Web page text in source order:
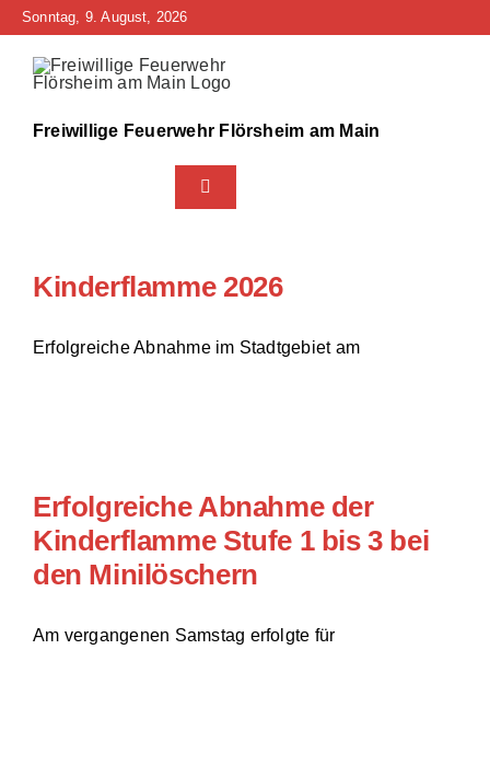
Zum
springen
Sonntag, 9. August, 2026
Freiwillige Feuerwehr Flörsheim am Main
Toggle
Navigation
Neuigkeiten
Bürgerinfo
Einsätze
Kinderflamme 2026
Erfolgreiche Abnahme im Stadtgebiet am
Erfolgreiche Abnahme der
Kinderflamme Stufe 1 bis 3 bei
den Minilöschern
Am vergangenen Samstag erfolgte für